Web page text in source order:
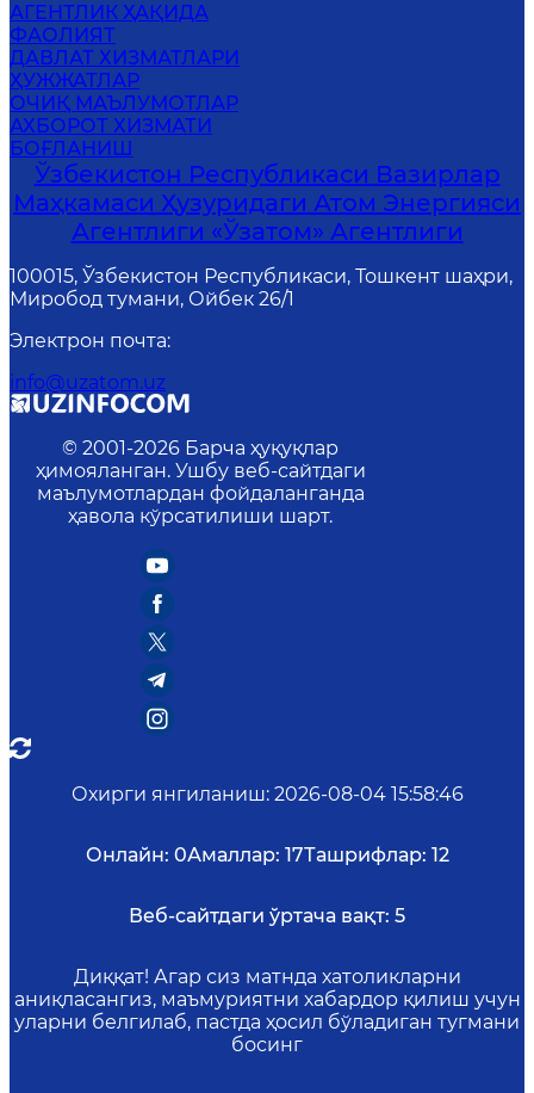
АГЕНТЛИК ҲАҚИДА
ФАОЛИЯТ
ДАВЛАТ ХИЗМАТЛАРИ
ҲУЖЖАТЛАР
ОЧИҚ МАЪЛУМОТЛАР
АХБОРОТ ХИЗМАТИ
БОҒЛАНИШ
Ўзбекистон Республикаси Вазирлар
Маҳкамаси Ҳузуридаги Атом Энергияси
Агентлиги «Ўзатом» Агентлиги
100015, Ўзбекистон Республикаси, Тошкент шаҳри,
Миробод тумани, Ойбек 26/1
Электрон почта:
info@uzatom.uz
© 2001-2026 Барча ҳуқуқлар
ҳимояланган. Ушбу веб-сайтдаги
маълумотлардан фойдаланганда
ҳавола кўрсатилиши шарт.
Охирги янгиланиш: 2026-08-04 15:58:46
Онлайн: 0Амаллар: 17Ташрифлар: 12
Веб-сайтдаги ўртача вақт: 5
Диққат! Агар сиз матнда хатоликларни
аниқласангиз, маъмуриятни хабардор қилиш учун
уларни белгилаб, пастда ҳосил бўладиган тугмани
босинг